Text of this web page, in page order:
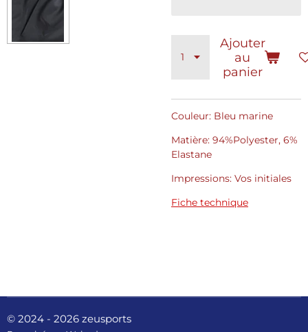
Ajouter
au
panier
Couleur: Bleu marine
Matière: 94%Polyester, 6%
Elastane
Impressions: Vos initiales
Fiche technique
© 2024 - 2026 zeusports